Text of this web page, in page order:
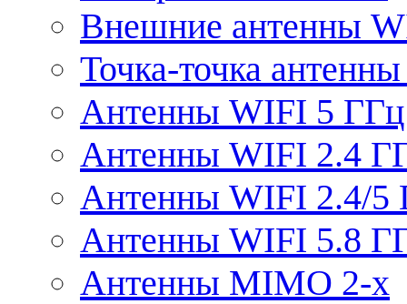
Внешние антенны
Точка-точка
Антенны WIFI 5 ГГц
Антенны WIFI 2.4
Антенны WIFI 2.4/5
Антенны WIFI 5.8
Антенны MIMO 2-x